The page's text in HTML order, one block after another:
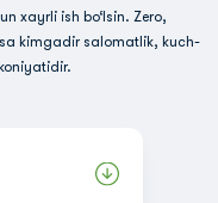
xayrli ish bo‘lsin. Zero,
kimgadir salomatlik, kuch-